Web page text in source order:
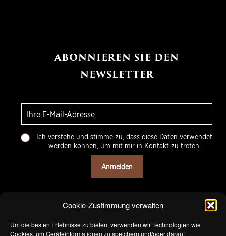
Cookie-Zustimmung verwalten
Um die besten Erlebnisse zu bieten, verwenden wir Technologien wie
Cookies, um Geräteinformationen zu speichern und/oder darauf
ABONNIEREN SIE DEN
NEWSLETTER
m
a
C
h
i
p
Ich verstehe und stimme zu, dass diese Daten verwendet
werden können, um mit mir in Kontakt zu treten.
Anmelden